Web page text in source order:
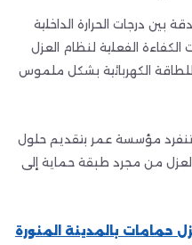
بين درجات الحرارة الداخلية
الكفاءة الفعلية لنظام العزل
الكهربائية بشكل ملموس
تنفرد مؤسسة عمر بتقديم حلول
من مجرد طبقة حماية إلى
حمامات بالمدينة المنورة